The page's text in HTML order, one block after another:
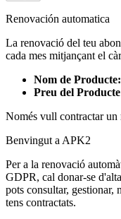
Renovación automatica
La renovació del teu
cada mes mitjançant el
Nom de Producte:
Preu del
Només vull contractar un
Benvingut a APK2
Per a la renovació
GDPR, cal donar-se
pots consultar, gestionar,
tens contractats.